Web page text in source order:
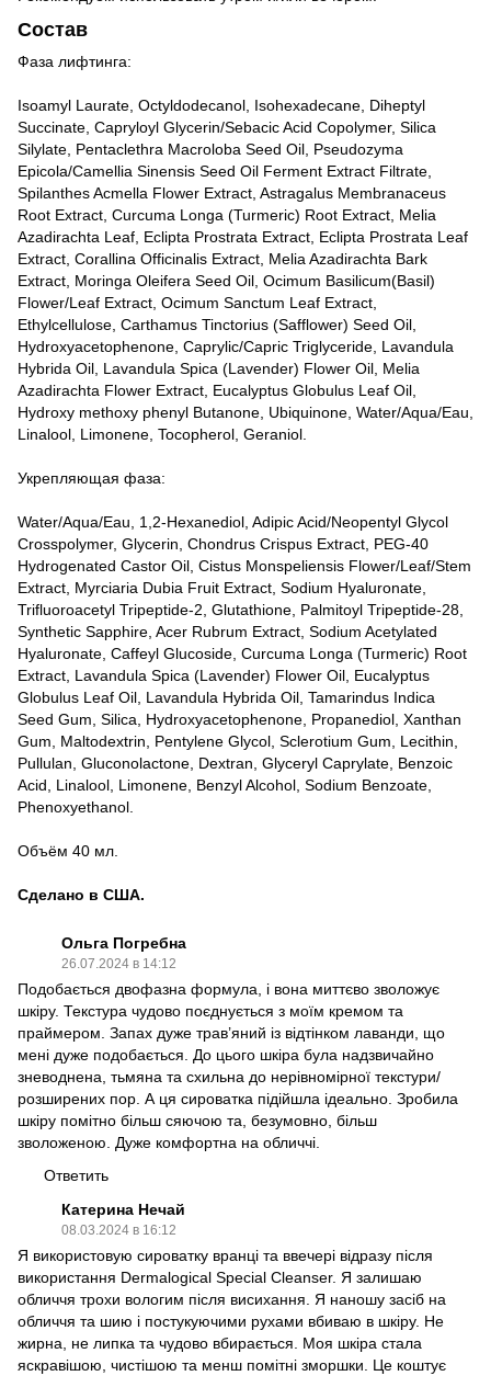
Состав
Фаза лифтинга:
Isoamyl Laurate, Octyldodecanol, Isohexadecane, Diheptyl
Succinate, Capryloyl Glycerin/Sebacic Acid Copolymer, Silica
Silylate, Pentaclethra Macroloba Seed Oil, Pseudozyma
Epicola/Camellia Sinensis Seed Oil Ferment Extract Filtrate,
Spilanthes Acmella Flower Extract, Astragalus Membranaceus
Root Extract, Curcuma Longa (Turmeric) Root Extract, Melia
Azadirachta Leaf, Eclipta Prostrata Extract, Eclipta Prostrata Leaf
Extract, Corallina Officinalis Extract, Melia Azadirachta Bark
Extract, Moringa Oleifera Seed Oil, Ocimum Basilicum(Basil)
Flower/Leaf Extract, Ocimum Sanctum Leaf Extract,
Ethylcellulose, Carthamus Tinctorius (Safflower) Seed Oil,
Hydroxyacetophenone, Caprylic/Capric Triglyceride, Lavandula
Hybrida Oil, Lavandula Spica (Lavender) Flower Oil, Melia
Azadirachta Flower Extract, Eucalyptus Globulus Leaf Oil,
Hydroxy methoxy phenyl Butanone, Ubiquinone, Water/Aqua/Eau,
Linalool, Limonene, Tocopherol, Geraniol.
Укрепляющая фаза:
Water/Aqua/Eau, 1,2-Hexanediol, Adipic Acid/Neopentyl Glycol
Crosspolymer, Glycerin, Chondrus Crispus Extract, PEG-40
Hydrogenated Castor Oil, Cistus Monspeliensis Flower/Leaf/Stem
Extract, Myrciaria Dubia Fruit Extract, Sodium Hyaluronate,
Trifluoroacetyl Tripeptide-2, Glutathione, Palmitoyl Tripeptide-28,
Synthetic Sapphire, Acer Rubrum Extract, Sodium Acetylated
Hyaluronate, Caffeyl Glucoside, Curcuma Longa (Turmeric) Root
Extract, Lavandula Spica (Lavender) Flower Oil, Eucalyptus
Globulus Leaf Oil, Lavandula Hybrida Oil, Tamarindus Indica
Seed Gum, Silica, Hydroxyacetophenone, Propanediol, Xanthan
Gum, Maltodextrin, Pentylene Glycol, Sclerotium Gum, Lecithin,
Pullulan, Gluconolactone, Dextran, Glyceryl Caprylate, Benzoic
Acid, Linalool, Limonene, Benzyl Alcohol, Sodium Benzoate,
Phenoxyethanol.
Объём 40 мл.
Сделано в США.
Ольга Погребна
26.07.2024 в 14:12
Подобається двофазна формула, і вона миттєво зволожує
шкіру. Текстура чудово поєднується з моїм кремом та
праймером. Запах дуже трав’яний із відтінком лаванди, що
мені дуже подобається. До цього шкіра була надзвичайно
зневоднена, тьмяна та схильна до нерівномірної текстури/
розширених пор. А ця сироватка підійшла ідеально. Зробила
шкіру помітно більш сяючою та, безумовно, більш
зволоженою. Дуже комфортна на обличчі.
Ответить
Катерина Нечай
08.03.2024 в 16:12
Я використовую сироватку вранці та ввечері відразу після
використання Dermalogical Special Cleanser. Я залишаю
обличчя трохи вологим після висихання. Я наношу засіб на
обличчя та шию і постукуючими рухами вбиваю в шкіру. Не
жирна, не липка та чудово вбирається. Моя шкіра стала
яскравішою, чистішою та менш помітні зморшки. Це коштує